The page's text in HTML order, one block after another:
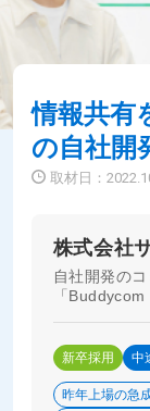
情報共有
の自社開
取材日：
株式会社
自社開発の
「
新卒採用 中
昨年上場の急